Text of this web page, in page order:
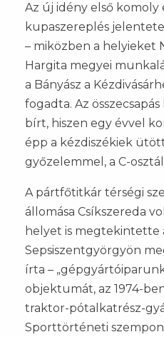
Az új idény első komoly
kupaszereplés
– miközben a helyieket
Hargita megyei
a Bányász a
fogadta. Az
bírt, hiszen egy évvel
épp a kézdiszékiek
győzelemmel, a C-
A pártfőtitkár térségi
állomása Csíkszereda
helyet is megtekintette
Sepsiszentgyörgyön
írta –
objektumát, az 1974-
traktor-pótalkatrész-
Sporttörténeti